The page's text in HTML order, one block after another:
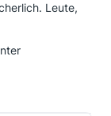
Leute,